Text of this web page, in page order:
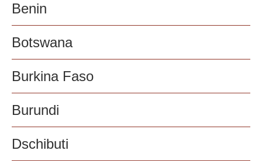
Benin
Botswana
Burkina Faso
Burundi
Dschibuti